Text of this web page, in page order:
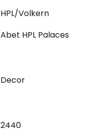
HPL/Volkern
Abet HPL Palaces
Decor
2440